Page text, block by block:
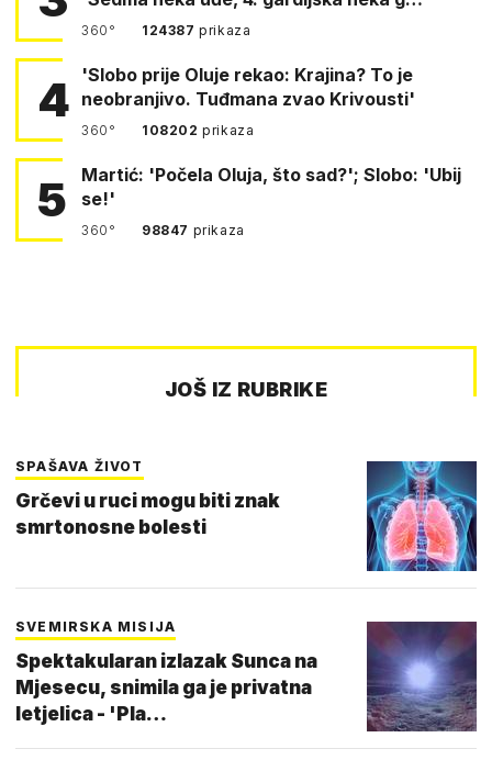
360° 124387prikaza
4
'Slobo prije Oluje rekao: Krajina? To je
neobranjivo. Tuđmana zvao Krivousti'
360° 108202prikaza
5
Martić: 'Počela Oluja, što sad?'; Slobo: 'Ubij
se!'
360° 98847 prikaza
JOŠ IZ RUBRIKE
SPAŠAVA ŽIVOT
Grčevi u ruci mogu biti znak
smrtonosne bolesti
SVEMIRSKA MISIJA
Spektakularan izlazak Sunca na
Mjesecu, snimila ga je privatna
letjelica - 'Pla…